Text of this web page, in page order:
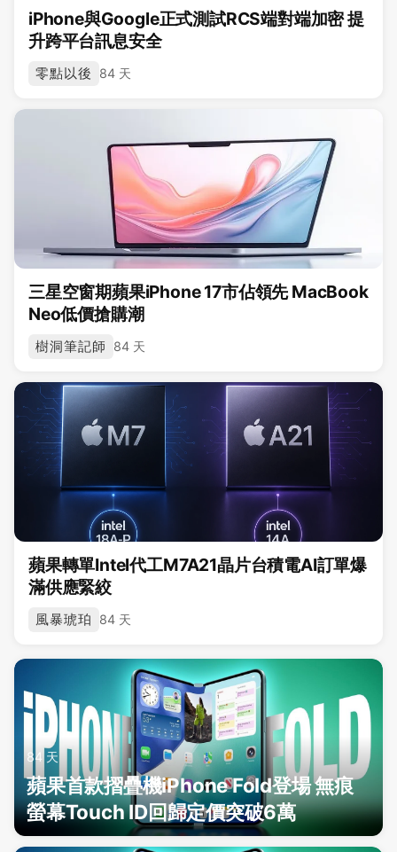
iPhone與Google正式測試RCS端對端加密 提
升跨平台訊息安全
零點以後 84 天
三星空窗期蘋果iPhone 17市佔領先 MacBook
Neo低價搶購潮
樹洞筆記師 84 天
蘋果轉單Intel代工M7A21晶片台積電AI訂單爆
滿供應緊絞
風暴琥珀 84 天
84 天
蘋果首款摺疊機iPhone Fold登場 無痕
螢幕Touch ID回歸定價突破6萬